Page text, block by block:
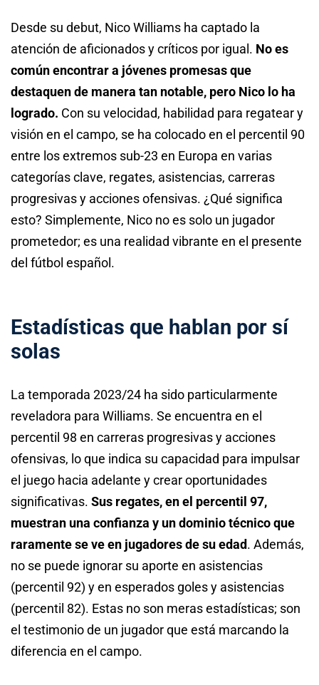
Desde su debut, Nico Williams ha captado la
atención de aficionados y críticos por igual. No es
común encontrar a jóvenes promesas que
destaquen de manera tan notable, pero Nico lo ha
logrado. Con su velocidad, habilidad para regatear y
visión en el campo, se ha colocado en el percentil 90
entre los extremos sub-23 en Europa en varias
categorías clave, regates, asistencias, carreras
progresivas y acciones ofensivas. ¿Qué significa
esto? Simplemente, Nico no es solo un jugador
prometedor; es una realidad vibrante en el presente
del fútbol español.
Estadísticas que hablan por sí
solas
La temporada 2023/24 ha sido particularmente
reveladora para Williams. Se encuentra en el
percentil 98 en carreras progresivas y acciones
ofensivas, lo que indica su capacidad para impulsar
el juego hacia adelante y crear oportunidades
significativas. Sus regates, en el percentil 97,
muestran una confianza y un dominio técnico que
raramente se ve en jugadores de su edad. Además,
no se puede ignorar su aporte en asistencias
(percentil 92) y en esperados goles y asistencias
(percentil 82). Estas no son meras estadísticas; son
el testimonio de un jugador que está marcando la
diferencia en el campo.